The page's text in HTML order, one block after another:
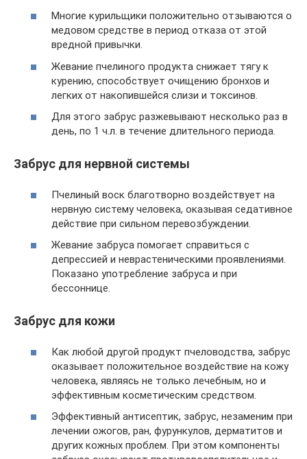
Многие курильщики положительно отзываются о
медовом средстве в период отказа от этой
вредной привычки.
Жевание пчелиного продукта снижает тягу к
курению, способствует очищению бронхов и
легких от накопившейся слизи и токсинов.
Для этого забрус разжевывают несколько раз в
день, по 1 ч.л. в течение длительного периода.
Забрус для нервной системы
Пчелиный воск благотворно воздействует на
нервную систему человека, оказывая седативное
действие при сильном перевозбуждении.
Жевание забруса помогает справиться с
депрессией и неврастеническими проявлениями.
Показано употребление забруса и при
бессоннице.
Забрус для кожи
Как любой другой продукт пчеловодства, забрус
оказывает положительное воздействие на кожу
человека, являясь не только лечебным, но и
эффективным косметическим средством.
Эффективный антисептик, забрус, незаменим при
лечении ожогов, ран, фурункулов, дерматитов и
других кожных проблем. При этом компоненты